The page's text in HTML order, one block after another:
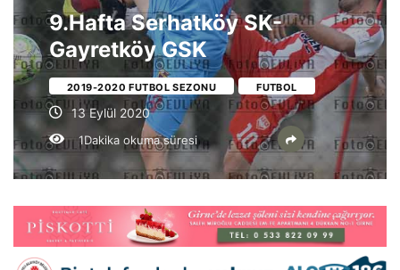
9.Hafta Serhatköy SK-
Gayretköy GSK
2019-2020 FUTBOL SEZONU FUTBOL
13 Eylül 2020
1Dakika okuma süresi